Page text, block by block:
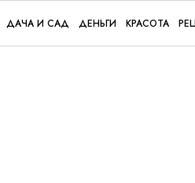
ДАЧА И САД ДЕНЬГИ КРАСОТА